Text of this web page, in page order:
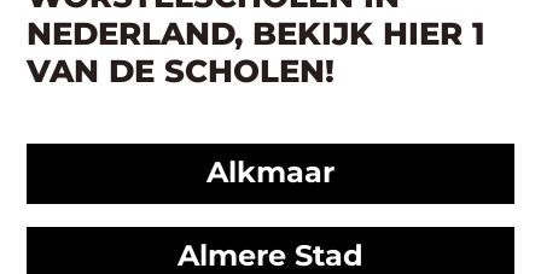
NEDERLAND, BEKIJK HIER 1
VAN DE SCHOLEN!
Alkmaar
Almere Stad